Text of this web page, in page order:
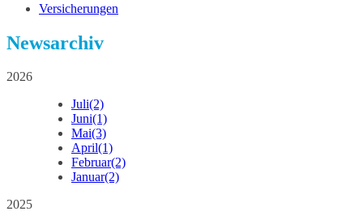
Versicherungen
Newsarchiv
2026
Juli(2)
Juni(1)
Mai(3)
April(1)
Februar(2)
Januar(2)
2025